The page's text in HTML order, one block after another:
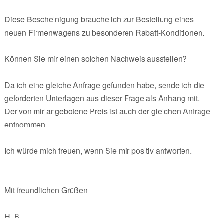
Diese Bescheinigung brauche ich zur Bestellung eines
neuen Firmenwagens zu besonderen Rabatt-Konditionen.
Können Sie mir einen solchen Nachweis ausstellen?
Da ich eine gleiche Anfrage gefunden habe, sende ich die
geforderten Unterlagen aus dieser Frage als Anhang mit.
Der von mir angebotene Preis ist auch der gleichen Anfrage
entnommen.
Ich würde mich freuen, wenn Sie mir positiv antworten.
Mit freundlichen Grüßen